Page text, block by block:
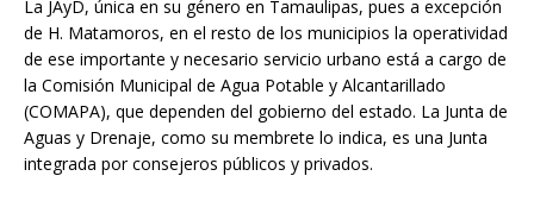
La JAyD, única en su género en Tamaulipas, pues a excepción
de H. Matamoros, en el resto de los municipios la operatividad
de ese importante y necesario servicio urbano está a cargo de
la Comisión Municipal de Agua Potable y Alcantarillado
(COMAPA), que dependen del gobierno del estado. La Junta de
Aguas y Drenaje, como su membrete lo indica, es una Junta
integrada por consejeros públicos y privados.